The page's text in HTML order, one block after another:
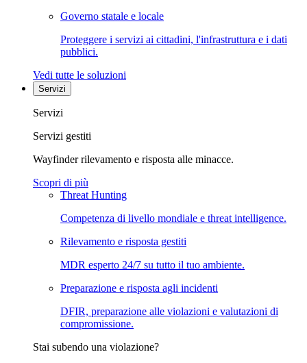
Governo statale e locale
Proteggere i servizi ai cittadini, l'infrastruttura e i dati
pubblici.
Vedi tutte le soluzioni
Servizi
Servizi
Servizi gestiti
Wayfinder rilevamento e risposta alle minacce.
Scopri di più
Threat Hunting
Competenza di livello mondiale e threat intelligence.
Rilevamento e risposta gestiti
MDR esperto 24/7 su tutto il tuo ambiente.
Preparazione e risposta agli incidenti
DFIR, preparazione alle violazioni e valutazioni di
compromissione.
Stai subendo una violazione?